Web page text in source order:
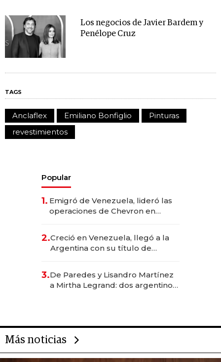
Los negocios de Javier Bardem y
Penélope Cruz
TAGS
Anclaflex Emiliano Bonfiglio
Pinturas
revestimientos
Popular
1. Emigró de Venezuela, lideró las
operaciones de Chevron en
2.Creció en Venezuela, llegó a la
Argentina con su título de
las marcas "fast premium"
3.De Paredes y Lisandro Martínez
a Mirtha Legrand: dos argentinos
Más noticias